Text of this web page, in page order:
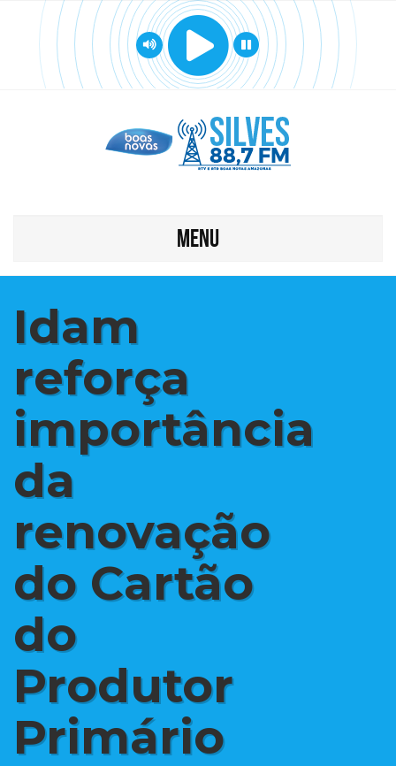
MENU
Idam
reforça
importância
da
renovação
do Cartão
do
Produtor
Primário